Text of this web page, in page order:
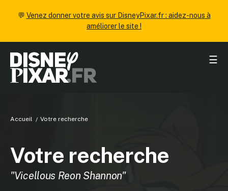
💬 Venez donner votre avis sur DisneyPixar.fr : aidez-nous à
améliorer le site !
☰
Accueil Votre recherche
Votre recherche
"Vicellous Reon Shannon"